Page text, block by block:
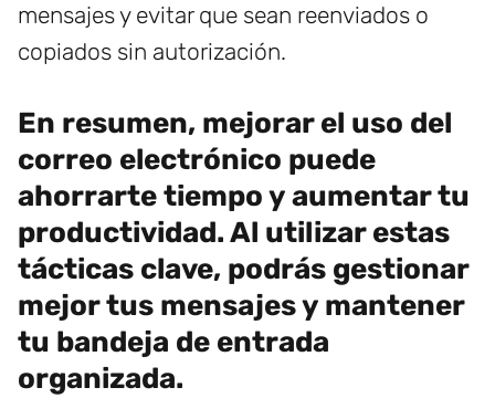
mensajes y evitar que sean reenviados o
copiados sin autorización.
En resumen, mejorar el uso del
correo electrónico puede
ahorrarte tiempo y aumentar tu
productividad. Al utilizar estas
tácticas clave, podrás gestionar
mejor tus mensajes y mantener
tu bandeja de entrada
organizada.